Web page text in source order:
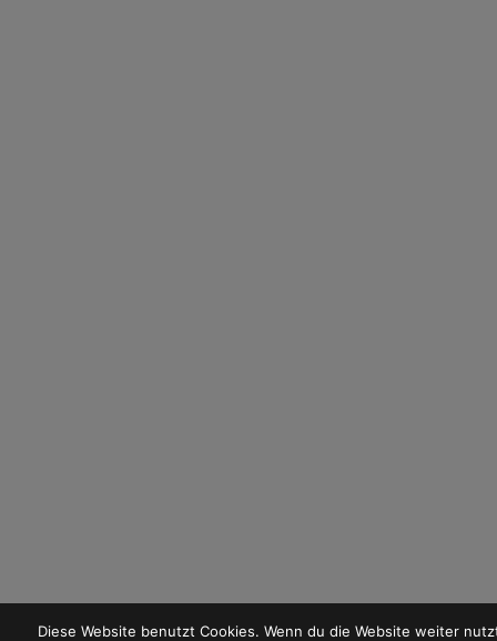
Diese Website benutzt Cookies. Wenn du die Website weiter